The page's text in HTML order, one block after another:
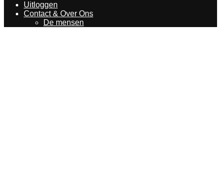
Uitloggen
Contact & Over Ons
De mensen